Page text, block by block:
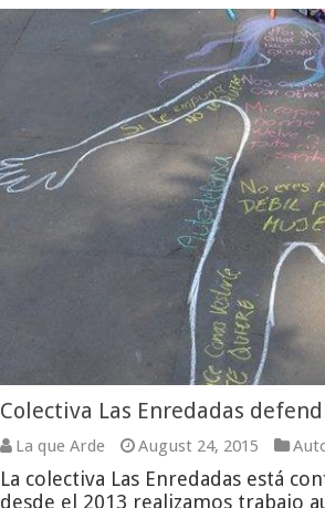
Colectiva Las Enredadas
La que Arde August 24, 2015
La colectiva Las Enredadas está
desde el 2013 realizamos trabajo